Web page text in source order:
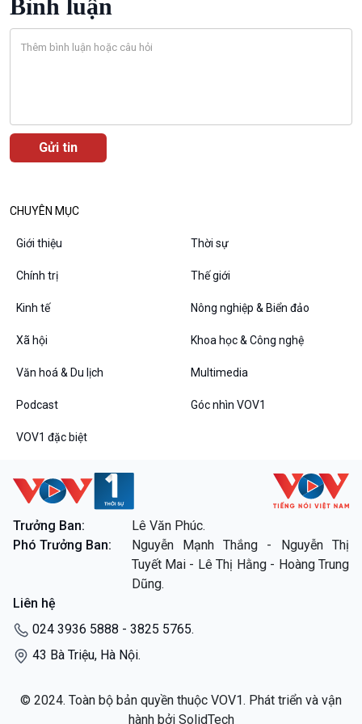
Bước chân đến trường
Tin Văn hoá & Du lịch
Chát với người nổi tiếng
Bình luận
10 phút Sự kiện - Luận bàn
Dòng chảy sự kiện
Diễn đàn chủ nhật
VOV1 đặc biệt
Thanh âm ký sự
Các chương trình đặc biệt
Bình luận
CHUYÊN MỤC
Giới thiệu Thời sự
Chính trị Thế giới
Kinh tế Nông nghiệp & Biển đảo
Xã hội Khoa học & Công nghệ
Văn hoá & Du lịch Multimedia
Podcast Góc nhìn VOV1
VOV1 đặc biệt
Trưởng Ban:
Lê Văn Phúc.
Phó Trưởng Ban:
Nguyễn Mạnh Thắng - Nguyễn Thị
Tuyết Mai - Lê Thị Hằng - Hoàng Trung
Dũng.
Liên hệ
024 3936 5888 - 3825 5765.
43 Bà Triệu, Hà Nội.
© 2024. Toàn bộ bản quyền thuộc VOV1. Phát triển và vận
hành bởi SolidTech